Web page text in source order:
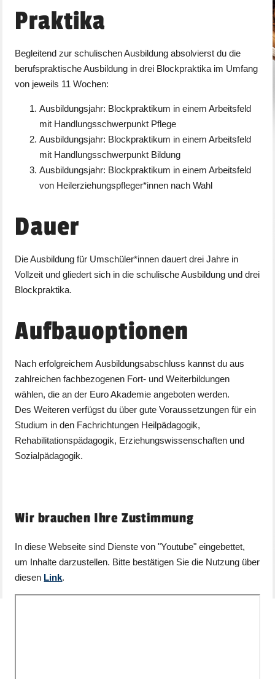
Praktika
Begleitend zur schulischen Ausbildung absolvierst du die
berufspraktische Ausbildung in drei Blockpraktika im Umfang
von jeweils 11 Wochen:
Ausbildungsjahr: Blockpraktikum in einem Arbeitsfeld
mit Handlungsschwerpunkt Pflege
Ausbildungsjahr: Blockpraktikum in einem Arbeitsfeld
mit Handlungsschwerpunkt Bildung
Ausbildungsjahr: Blockpraktikum in einem Arbeitsfeld
von Heilerziehungspfleger*innen nach Wahl
Dauer
Die Ausbildung für Umschüler*innen dauert drei Jahre in
Vollzeit und gliedert sich in die schulische Ausbildung und drei
Blockpraktika.
Aufbauoptionen
Nach erfolgreichem Ausbildungsabschluss kannst du aus
zahlreichen fachbezogenen Fort- und Weiterbildungen
wählen, die an der Euro Akademie angeboten werden.
Des Weiteren verfügst du über gute Voraussetzungen für ein
Studium in den Fachrichtungen Heilpädagogik,
Rehabilitationspädagogik, Erziehungswissenschaften und
Sozialpädagogik.
Wir brauchen Ihre Zustimmung
In diese Webseite sind Dienste von "Youtube" eingebettet,
um Inhalte darzustellen. Bitte bestätigen Sie die Nutzung über
diesen Link.